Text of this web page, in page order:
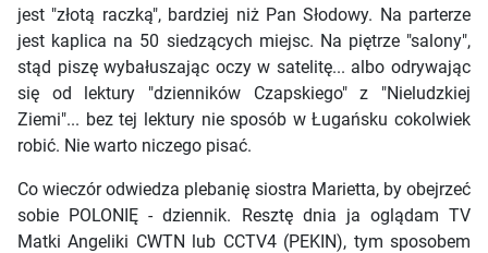
jest "złotą raczką", bardziej niż Pan Słodowy. Na parterze
jest kaplica na 50 siedzących miejsc. Na piętrze "salony",
stąd piszę wybałuszając oczy w satelitę... albo odrywając
się od lektury "dzienników Czapskiego" z "Nieludzkiej
Ziemi"... bez tej lektury nie sposób w Ługańsku cokolwiek
robić. Nie warto niczego pisać.
Co wieczór odwiedza plebanię siostra Marietta, by obejrzeć
sobie POLONIĘ - dziennik. Resztę dnia ja oglądam TV
Matki Angeliki CWTN lub CCTV4 (PEKIN), tym sposobem